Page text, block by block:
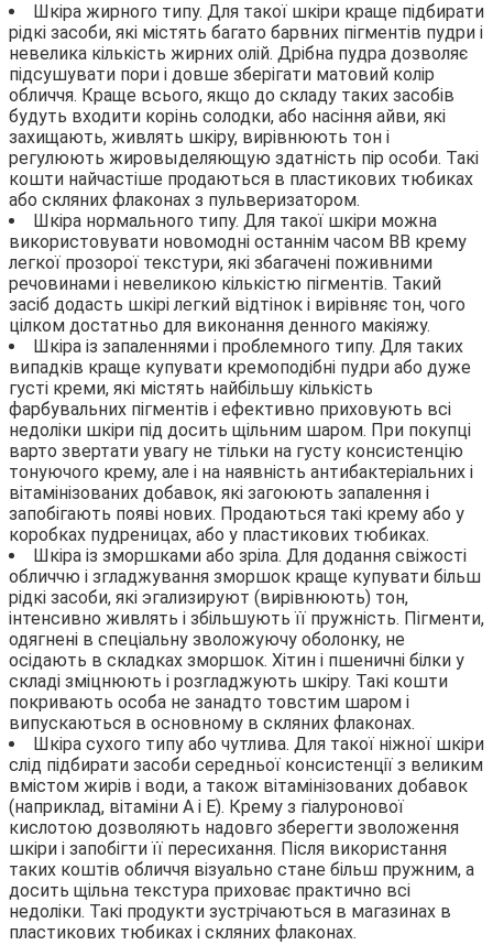
Шкіра жирного типу. Для такої шкіри краще підбирати
рідкі засоби, які містять багато барвних пігментів пудри і
невелика кількість жирних олій. Дрібна пудра дозволяє
підсушувати пори і довше зберігати матовий колір
обличчя. Краще всього, якщо до складу таких засобів
будуть входити корінь солодки, або насіння айви, які
захищають, живлять шкіру, вирівнюють тон і
регулюють жировыделяющую здатність пір особи. Такі
кошти найчастіше продаються в пластикових тюбиках
або скляних флаконах з пульверизатором.
Шкіра нормального типу. Для такої шкіри можна
використовувати новомодні останнім часом ВВ крему
легкої прозорої текстури, які збагачені поживними
речовинами і невеликою кількістю пігментів. Такий
засіб додасть шкірі легкий відтінок і вирівняє тон, чого
цілком достатньо для виконання денного макіяжу.
Шкіра із запаленнями і проблемного типу. Для таких
випадків краще купувати кремоподібні пудри або дуже
густі креми, які містять найбільшу кількість
фарбувальних пігментів і ефективно приховують всі
недоліки шкіри під досить щільним шаром. При покупці
варто звертати увагу не тільки на густу консистенцію
тонуючого крему, але і на наявність антибактеріальних і
вітамінізованих добавок, які загоюють запалення і
запобігають появі нових. Продаються такі крему або у
коробках пудреницах, або у пластикових тюбиках.
Шкіра із зморшками або зріла. Для додання свіжості
обличчю і згладжування зморшок краще купувати більш
рідкі засоби, які эгализируют (вирівнюють) тон,
інтенсивно живлять і збільшують її пружність. Пігменти,
одягнені в спеціальну зволожуючу оболонку, не
осідають в складках зморшок. Хітин і пшеничні білки у
складі зміцнюють і розгладжують шкіру. Такі кошти
покривають особа не занадто товстим шаром і
випускаються в основному в скляних флаконах.
Шкіра сухого типу або чутлива. Для такої ніжної шкіри
слід підбирати засоби середньої консистенції з великим
вмістом жирів і води, а також вітамінізованих добавок
(наприклад, вітаміни А і Е). Крему з гіалуронової
кислотою дозволяють надовго зберегти зволоження
шкіри і запобігти її пересихання. Після використання
таких коштів обличчя візуально стане більш пружним, а
досить щільна текстура приховає практично всі
недоліки. Такі продукти зустрічаються в магазинах в
пластикових тюбиках і скляних флаконах.